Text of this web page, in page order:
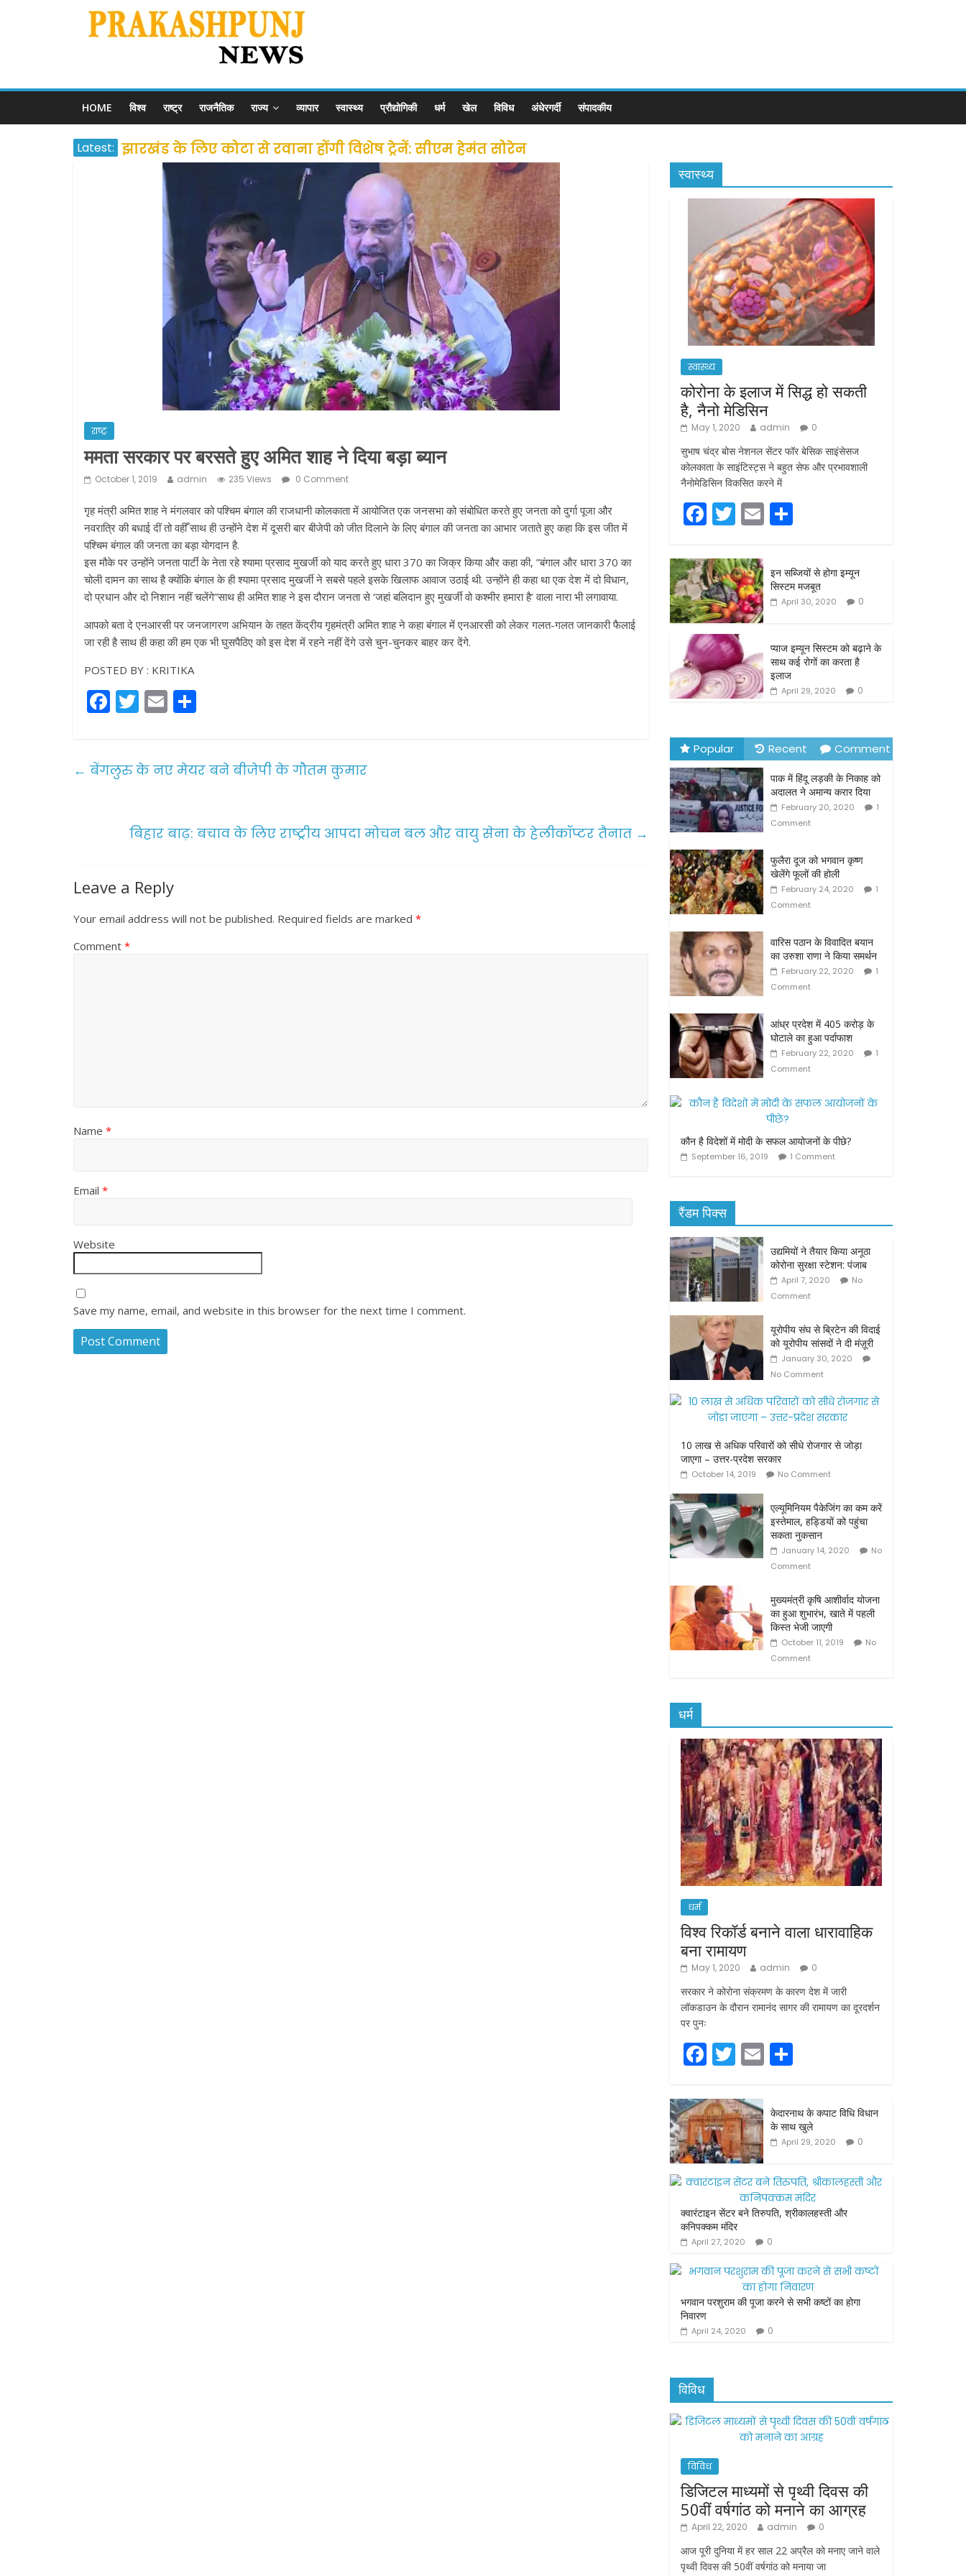
HOME विश्व राष्ट्र राजनैतिक राज्य व्यापार स्वास्थ्य प्रौद्योगिकी धर्म खेल विविध अंधेरगर्दी संपादकीय
Latest: झारखंड के लिए कोटा से रवाना होंगी विशेष ट्रेनें: सीएम हेमंत सोरेन
उत्तराखंड के अन्य राज्यों में फंसे लोगों की जल्द होगी घर वापसी
प्रवासियों व मजदूरों को दी गई छूट के बाद लोगो ने कराया पंजीयन: राजस्थान सरकार
शराब और पान की दुकानों को ग्रीन जोन में खोलने की मिली इजाजत: गृह मंत्रालय
दो हफ्ते के लिए बढ़ाया लॉकडाउन: गृह मंत्रालय
राष्ट्र
ममता सरकार पर बरसते हुए अमित शाह ने दिया बड़ा ब्यान
October 1, 2019 admin 235 Views 0 Comment
गृह मंत्री अमित शाह ने मंगलवार को पश्चिम बंगाल की राजधानी कोलकाता में आयोजित एक जनसभा को संबोधित करते हुए जनता को दुर्गा पूजा और
नवरात्रि की बधाई दीं तो वहीँ साथ ही उन्होंने देश में दूसरी बार बीजेपी को जीत दिलाने के लिए बंगाल की जनता का आभार जताते हुए कहा कि इस जीत में
पश्चिम बंगाल की जनता का बड़ा योगदान है.
इस मौके पर उन्होंने जनता पार्टी के नेता रहे श्यामा प्रसाद मुखर्जी को याद करते हुए धारा 370 का जिक्र किया और कहा की, ”बंगाल और धारा 370 का
चोली दामन का साथ है क्योंकि बंगाल के ही श्यामा प्रसाद मुखर्जी ने सबसे पहले इसके खिलाफ आवाज उठाई थी. उन्होंने ही कहा था एक देश में दो विधान,
दो प्रधान और दो निशान नहीं चलेंगे”साथ ही अमित शाह ने इस दौरान जनता से ‘जहां बलिदान हुए मुखर्जी वो कश्मीर हमारा है’ वाला नारा भी लगावाया.
आपको बता दे एनआरसी पर जनजागरण अभियान के तहत केंद्रीय गृहमंत्री अमित शाह ने कहा बंगाल में एनआरसी को लेकर गलत-गलत जानकारी फैलाई
जा रही है साथ ही कहा की हम एक भी घुसपैठिए को इस देश में रहने नहीं देंगे उसे चुन-चुनकर बाहर कर देंगे.
POSTED BY : KRITIKA
F
a
e
T
w
er
E
m
l e
← बेंगलुरु के नए मेयर बने बीजेपी के गौतम कुमार
बिहार बाढ़: बचाव के लिए राष्ट्रीय आपदा मोचन बल और वायु सेना के हेलीकॉप्टर तैनात →
Leave a Reply
Your email address will not be published. Required fields are marked *
Comment *
Name *
Email *
Website
Save my name, email, and website in this browser for the next time I comment.
स्वास्थ्य
स्वास्थ्य
कोरोना के इलाज में सिद्ध हो सकती
है, नैनो मेडिसिन
May 1, 2020 admin 0
सुभाष चंद्र बोस नेशनल सेंटर फॉर बेसिक साइंसेसज
कोलकाता के साइंटिस्ट्स ने बहुत सेफ और प्रभावशाली
नैनोमेडिसिन विकसित करने में
F
a
c
e
b
o
o
k
T
w
itt
er
E
m
ar
e
इन सब्जियों से होगा इम्यून
सिस्टम मजबूत
April 30, 2020 0
प्याज इम्यून सिस्टम को बढ़ाने के
साथ कई रोगों का करता है
इलाज
April 29, 2020 0
Popular Recent Comment
पाक में हिंदू लड़की के निकाह को
अदालत ने अमान्य करार दिया
February 20, 2020
1
Comment
फुलैरा दूज को भगवान कृष्ण
खेलेंगे फूलों की होली
February 24, 2020
1
Comment
वारिस पठान के विवादित बयान
का उरुशा राणा ने किया समर्थन
February 22, 2020
1
Comment
आंध्र प्रदेश में 405 करोड़ के
घोटाले का हुआ पर्दाफाश
February 22, 2020
1
Comment
कौन है विदेशों में मोदी के सफल आयोजनों के पीछे?
September 16, 2019 1 Comment
रैंडम पिक्स
उद्यमियों ने तैयार किया अनूठा
कोरोना सुरक्षा स्टेशन: पंजाब
April 7, 2020
No
Comment
यूरोपीय संघ से ब्रिटेन की विदाई
को यूरोपीय सांसदों ने दी मंज़ूरी
January 30, 2020
No Comment
10 लाख से अधिक परिवारों को सीधे रोजगार से जोड़ा
जाएगा – उत्तर-प्रदेश सरकार
October 14, 2019 No Comment
एल्यूमिनियम पैकेजिंग का कम करें
इस्तेमाल, हड्डियों को पहुंचा
सकता नुकसान
January 14, 2020
No
Comment
मुख्यमंत्री कृषि आशीर्वाद योजना
का हुआ शुभारंभ, खाते में पहली
किस्त भेजी जाएगी
October 11, 2019
No
Comment
धर्म
धर्म
विश्व रिकॉर्ड बनाने वाला धारावाहिक
बना रामायण
May 1, 2020 admin 0
सरकार ने कोरोना संक्रमण के कारण देश में जारी
लॉकडाउन के दौरान रामानंद सागर की रामायण का दूरदर्शन
पर पुनः
F
a
c
e
b
o
o
k
T
w
itt
er
E
m
ai ar
e
केदारनाथ के कपाट विधि विधान
के साथ खुले
April 29, 2020 0
क्वारंटाइन सेंटर बने तिरुपति, श्रीकालहस्ती और
कनिपक्कम मंदिर
April 27, 2020 0
भगवान परशुराम की पूजा करने से सभी कष्टों का होगा
निवारण
April 24, 2020 0
विविध
विविध
डिजिटल माध्यमों से पृथ्वी दिवस की
50वीं वर्षगांठ को मनाने का आग्रह
April 22, 2020 admin 0
आज पूरी दुनिया में हर साल 22 अप्रैल को मनाए जाने वाले
पृथ्वी दिवस की 50वीं वर्षगांठ को मनाया जा